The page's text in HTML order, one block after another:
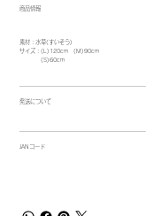
商品情報
素材：水草(すいそう)
サイズ：(L)120cm (M)90cm
(S)60cm
発送について
JANコード